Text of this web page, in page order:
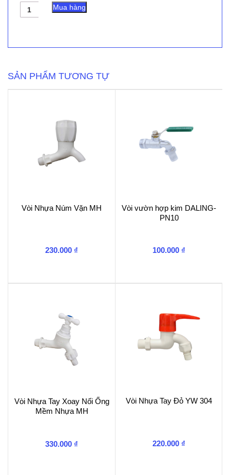
Vòi
Đồng
Mua hàng
SẢN PHẨM TƯƠNG TỰ
Vòi Nhựa Núm Vặn MH
230.000 ₫
Vòi vườn hợp kim DALING-
PN10
100.000 ₫
Vòi Nhựa Tay Xoay Nối Ống
Mềm Nhựa MH
330.000 ₫
Vòi Nhựa Tay Đỏ YW 304
220.000 ₫